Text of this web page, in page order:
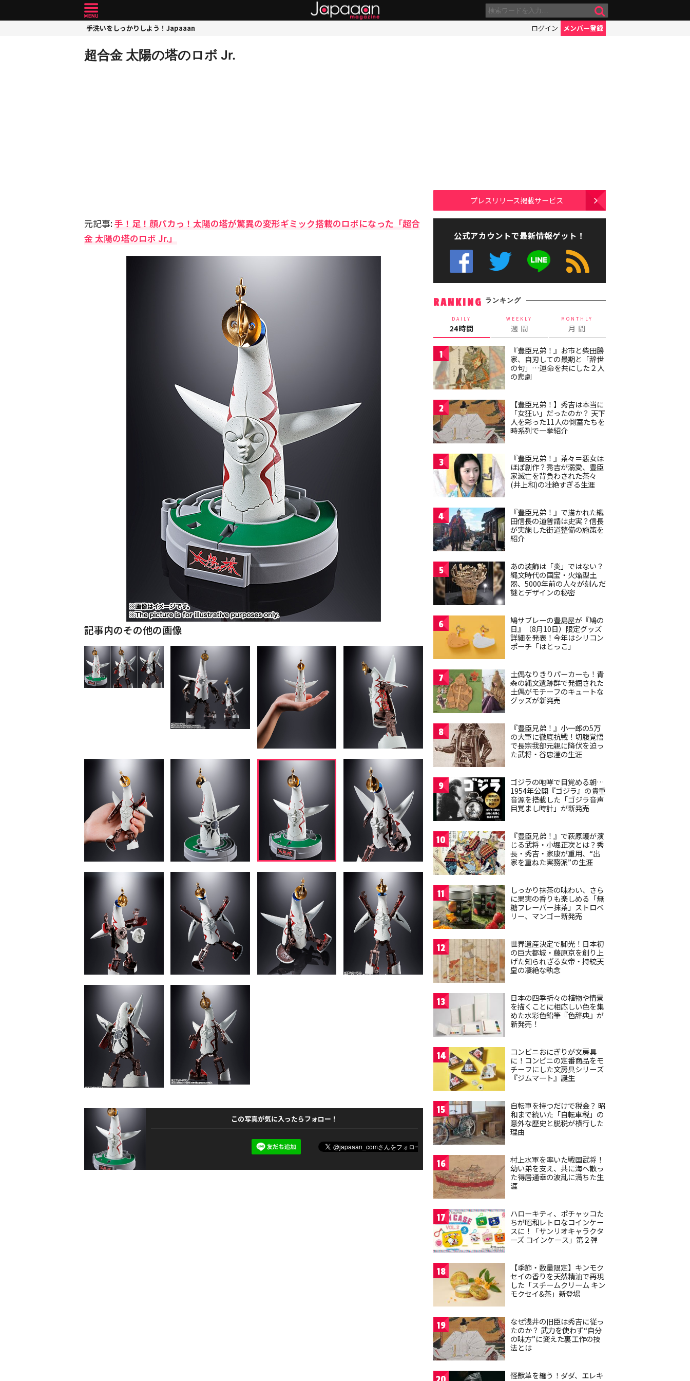
手洗いをしっかりしよう！Japaaan ログイン メンバー登録
超合金 太陽の塔のロボ Jr.
元記事:手！足！顔パカっ！太陽の塔が驚異の変形ギミック搭載のロボになった「超合
金 太陽の塔のロボ Jr.」
記事内のその他の画像
この写真が気に入ったらフォロー！
プレスリリース掲載サービス
公式アカウントで最新情報ゲット！
RANKING ランキング
DAILY
24時間
WEEKLY
週 間
MONTHLY
月 間
1
『豊臣兄弟！』お市と柴田勝
家、自刃しての最期と「辞世
の句」…運命を共にした２人
の悲劇
2
【豊臣兄弟！】秀吉は本当に
「女狂い」だったのか？ 天下
人を彩った11人の側室たちを
時系列で一挙紹介
3
『豊臣兄弟！』茶々＝悪女は
ほぼ創作？秀吉が溺愛、豊臣
家滅亡を背負わされた茶々
(井上和)の壮絶すぎる生涯
4
『豊臣兄弟！』で描かれた織
田信長の道普請は史実？信長
が実施した街道整備の施策を
紹介
5
あの装飾は「炎」ではない？
縄文時代の国宝・火焔型土
器、5000年前の人々が刻んだ
謎とデザインの秘密
6
鳩サブレーの豊島屋が『鳩の
日』（8月10日）限定グッズ
詳細を発表！今年はシリコン
ポーチ「はとっこ」
7
土偶なりきりパーカーも！青
森の縄文遺跡群で発掘された
土偶がモチーフのキュートな
グッズが新発売
8
『豊臣兄弟！』小一郎の5万
の大軍に徹底抗戦！切腹覚悟
で長宗我部元親に降伏を迫っ
た武将・谷忠澄の生涯
9
ゴジラの咆哮で目覚める朝…
1954年公開『ゴジラ』の貴重
音源を搭載した「ゴジラ音声
目覚まし時計」が新発売
10
『豊臣兄弟！』で萩原護が演
じる武将・小堀正次とは？秀
長・秀吉・家康が重用、“出
家を重ねた実務派”の生涯
11
しっかり抹茶の味わい、さら
に果実の香りも楽しめる「無
糖フレーバー抹茶」ストロベ
リー、マンゴー新発売
12
世界遺産決定で脚光！日本初
の巨大都城・藤原京を創り上
げた知られざる女帝・持統天
皇の凄絶な執念
13
日本の四季折々の植物や情景
を描くことに相応しい色を集
めた水彩色鉛筆『色辞典』が
新発売！
14
コンビニおにぎりが文房具
に！コンビニの定番商品をモ
チーフにした文房具シリーズ
『ジムマート』誕生
15
自転車を持つだけで税金？ 昭
和まで続いた「自転車税」の
意外な歴史と脱税が横行した
理由
16
村上水軍を率いた戦国武将！
幼い弟を支え、共に海へ散っ
た得居通幸の波乱に満ちた生
涯
17
ハローキティ、ポチャッコた
ちが昭和レトロなコインケー
スに！「サンリオキャラクタ
ーズ コインケース」第２弾
18
【季節・数量限定】キンモク
セイの香りを天然精油で再現
した「スチームクリーム キン
モクセイ&茶」新登場
19
なぜ浅井の旧臣は秀吉に従っ
たのか？ 武力を使わず“自分
の味方”に変えた裏工作の技
法とは
怪獣革を纏う！ダダ、エレキ